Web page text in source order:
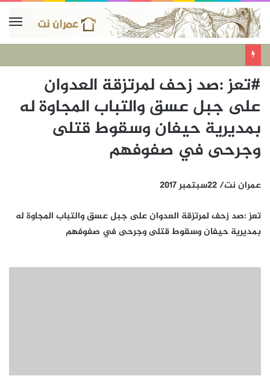
#تعز :صد زحف لمرتزقة العدوان
على جبل عسق والتباب المجاوة له
بمديرية حيفان وسقوط قتلى
وجرحى في صفوفهم
عمران نت/ 22سبتمبر 2017
تعز :صد زحف لمرتزقة العدوان على جبل عسق والتباب المجاوة له
بمديرية حيفان وسقوط قتلى وجرحى في صفوفهم